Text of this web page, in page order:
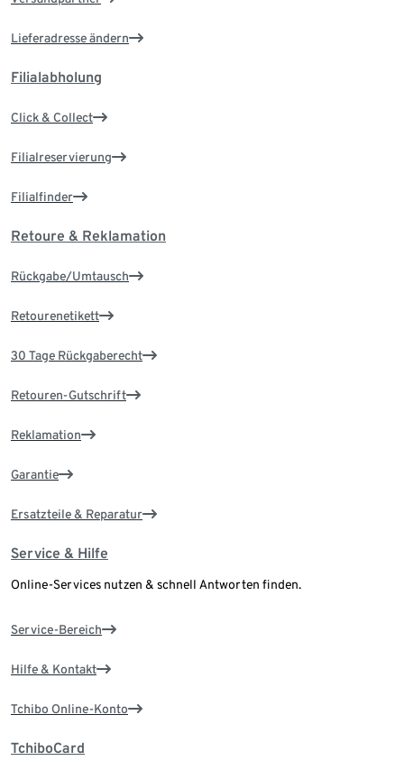
Lieferadresse ändern
Filialabholung
Click & Collect
Filialreservierung
Filialfinder
Retoure & Reklamation
Rückgabe/Umtausch
Retourenetikett
30 Tage Rückgaberecht
Retouren-Gutschrift
Reklamation
Garantie
Ersatzteile & Reparatur
Service & Hilfe
Online-Services nutzen & schnell Antworten finden.
Service-Bereich
Hilfe & Kontakt
Tchibo Online-Konto
TchiboCard